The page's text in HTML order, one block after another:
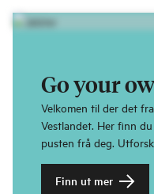
Go your
Velkomen til der det
Vestlandet. Her finn
pusten frå deg.
Finn ut mer